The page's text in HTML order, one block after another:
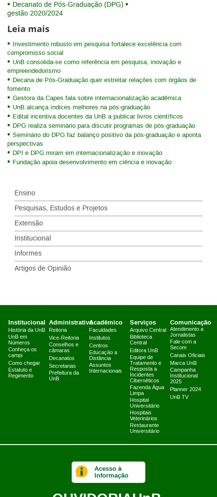
Decanato de Pós-Graduação (DPG)
gestão 2020/2024
Leia mais
Investimento robusto em pesquisa fortalece excelência com
compromisso social
UnB consolida-se como referência em pesquisa, inovação e
empreendedorismo
Decana de Pós-Graduação quer estreitar relações com órgãos de
fomento
Gestora da Capes fala sobre internacionalização acadêmica
UnB alcança índices melhores na pós-graduação
Edital incentiva docentes da UnB a publicar livros científicos
DPG realiza seminário para discutir programas de pós-graduação
Seminário do DPG faz balanço positivo da pós-graduação e aponta
perspectivas
DPI e DPG miram em internacionalização e inovação
Fundação apoia desenvolvimento em ciência e inovação
Ensino
Pesquisas, Estudos e Projetos
Extensão
Institucional
Informes
Artigos de Opinião
Institucional
História da UnB
UnB em
Números
Conheça os
campi
Como chegar
Estatuto e
Regimento
Administrativo
Reitoria
Vice-Reitoria
Conselhos e
câmaras
Decanatos
Secretarias
Prefeitura da
UnB
Acadêmico
Faculdades
Institutos
Centros
Educação a
Distância
Assuntos
Internacionais
Serviços
Arquivo Central
Biblioteca
Central
Editora UnB
Equipe de
Tratamento e
Resposta a
Incidentes
Cibernéticos
Fazenda Água
Limpa
Hospital
Universitário
Hospitais
Veterinários
Restaurante
Universitário
Comunicação
Atendimento a
Jornalistas
Fale com a
Secom
Canais Oficiais
Marca UnB
Campanha
Institucional
2025
Planner 2024
UnB TV
Acesso à
Informação